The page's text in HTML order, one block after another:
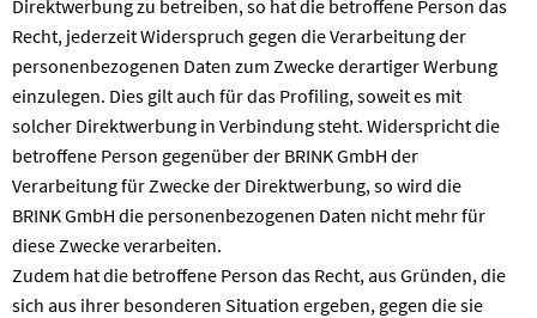
Direktwerbung zu betreiben, so hat die betroffene Person das
Recht, jederzeit Widerspruch gegen die Verarbeitung der
personenbezogenen Daten zum Zwecke derartiger Werbung
einzulegen. Dies gilt auch für das Profiling, soweit es mit
solcher Direktwerbung in Verbindung steht. Widerspricht die
betroffene Person gegenüber der BRINK GmbH der
Verarbeitung für Zwecke der Direktwerbung, so wird die
BRINK GmbH die personenbezogenen Daten nicht mehr für
diese Zwecke verarbeiten.
Zudem hat die betroffene Person das Recht, aus Gründen, die
sich aus ihrer besonderen Situation ergeben, gegen die sie